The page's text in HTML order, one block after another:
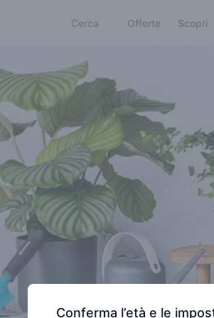
Cerca Offerte Scopri
Conferma l’età e le